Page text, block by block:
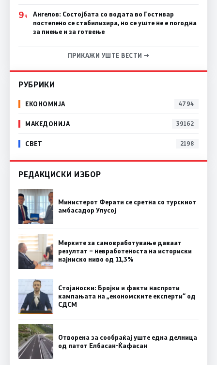
9Ч
Ангелов: Состојбата со водата во Гостивар
постепено се стабилизира, но се уште не е погодна
за пиење и за готвење
ПРИКАЖИ УШТЕ ВЕСТИ →
РУБРИКИ
ЕКОНОМИЈА 4794
МАКЕДОНИЈА 39162
СВЕТ 2198
РЕДАКЦИСКИ ИЗБОР
Министерот Ферати се сретна со турскиот
амбасадор Улусој
Мерките за самовработување даваат
резултат – невработеноста на историски
најниско ниво од 11,3%
Стојаноски: Бројки и факти наспроти
кампањата на „економските експерти“ од
СДСM
Отворена за сообраќај уште една делница
од патот Елбасан-Ќафасан